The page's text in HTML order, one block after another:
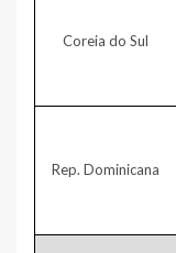
Coreia do Sul
Rep. Dominicana